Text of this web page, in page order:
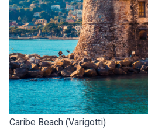
Caribe Beach (Varigotti)